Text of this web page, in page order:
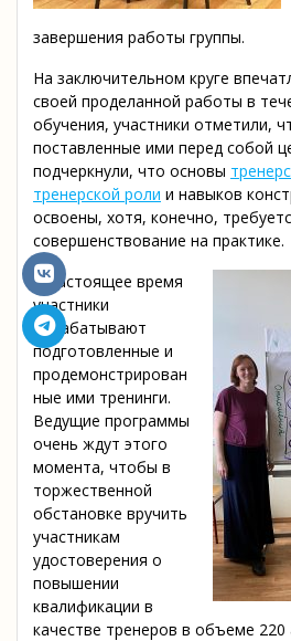
завершения работы группы.
На заключительном круге
своей проделанной работы в
обучения, участники отметили,
поставленные ими перед собой
подчеркнули, что основы
тренерской роли и навыков
освоены, хотя, конечно,
совершенствование на практике.
В настоящее время
участники
дорабатывают
подготовленные и
продемонстрирован
ные ими тренинги.
Ведущие программы
очень ждут этого
момента, чтобы в
торжественной
обстановке вручить
участникам
удостоверения о
повышении
квалификации в
качестве тренеров в объеме 220